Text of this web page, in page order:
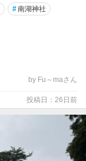
#南湖神社
by Fu～maさん
投稿日：26日前